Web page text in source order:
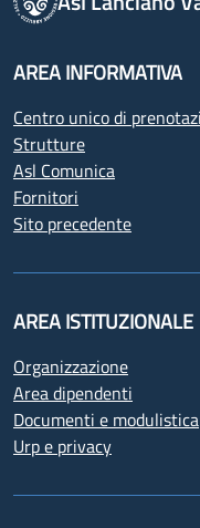
AREA INFORMATIVA
Centro unico di
Strutture
Asl Comunica
Fornitori
Sito precedente
AREA ISTITUZIONALE
Organizzazione
Area dipendenti
Documenti e modulistica
Urp e privacy